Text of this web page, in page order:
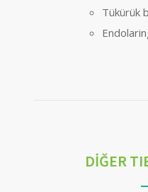
Tükürük
DİĞER